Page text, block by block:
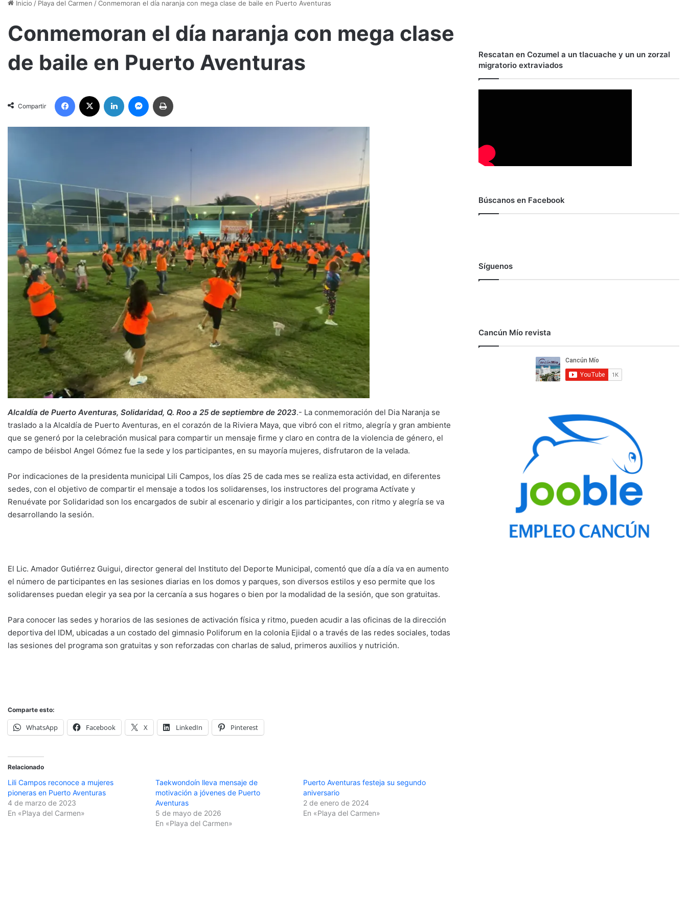
Inicio / Playa del Carmen /Conmemoran el día naranja con mega clase de baile en Puerto Aventuras
Conmemoran el día naranja con mega clase
de baile en Puerto Aventuras
Compartir
Facebook LinkedIn Messenger
Alcaldía de Puerto Aventuras, Solidaridad, Q. Roo a 25 de septiembre de 2023.- La conmemoración del Dia Naranja se
traslado a la Alcaldía de Puerto Aventuras, en el corazón de la Riviera Maya, que vibró con el ritmo, alegría y gran ambiente
que se generó por la celebración musical para compartir un mensaje firme y claro en contra de la violencia de género, el
campo de béisbol Angel Gómez fue la sede y los participantes, en su mayoría mujeres, disfrutaron de la velada.
Por indicaciones de la presidenta municipal Lili Campos, los días 25 de cada mes se realiza esta actividad, en diferentes
sedes, con el objetivo de compartir el mensaje a todos los solidarenses, los instructores del programa Actívate y
Renuévate por Solidaridad son los encargados de subir al escenario y dirigir a los participantes, con ritmo y alegría se va
desarrollando la sesión.
El Lic. Amador Gutiérrez Guigui, director general del Instituto del Deporte Municipal, comentó que día a día va en aumento
el número de participantes en las sesiones diarias en los domos y parques, son diversos estilos y eso permite que los
solidarenses puedan elegir ya sea por la cercanía a sus hogares o bien por la modalidad de la sesión, que son gratuitas.
Para conocer las sedes y horarios de las sesiones de activación física y ritmo, pueden acudir a las oficinas de la dirección
deportiva del IDM, ubicadas a un costado del gimnasio Poliforum en la colonia Ejidal o a través de las redes sociales, todas
las sesiones del programa son gratuitas y son reforzadas con charlas de salud, primeros auxilios y nutrición.
Comparte esto:
WhatsApp Facebook X LinkedIn Pinterest
Relacionado
Lili Campos reconoce a mujeres
pioneras en Puerto Aventuras
4 de marzo de 2023
En «Playa del Carmen»
Taekwondoín lleva mensaje de
motivación a jóvenes de Puerto
Aventuras
5 de mayo de 2026
En «Playa del Carmen»
Puerto Aventuras festeja su segundo
aniversario
2 de enero de 2024
En «Playa del Carmen»
Rescatan en Cozumel a un tlacuache y un un zorzal
migratorio extraviados
Búscanos en Facebook
Síguenos
Cancún Mío revista